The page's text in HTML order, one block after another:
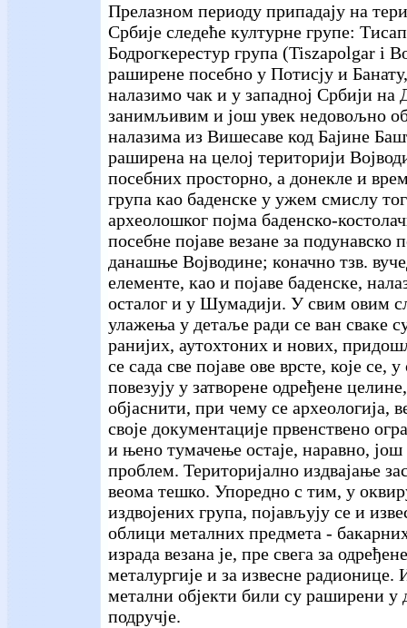
Прелазном периоду припадају на
Србије следеће културне групе:
Бодрогкерестур група (Tiszapolgar i
раширене посебно у Потисју и
налазимо чак и у западној Србији на
занимљивим и још увек недовољно
налазима из Вишесаве код Бајине
раширена на целој територији
посебних просторно, а донекле и
група као баденске у ужем смислу
археолошког појма баденско-
посебне појаве везане за подунавско
данашње Војводине; коначно тзв.
елементе, као и појаве баденске,
осталог и у Шумадији. У свим овим
улажења у детаље ради се ван сваке
ранијих, аутохтоних и нових,
се сада све појаве ове врсте, које се,
повезују у затворене одређене
објаснити, при чему се археологија,
своје документације првенствено
и њено тумачење остаје, наравно, још
проблем. Територијално издвајање
веома тешко. Упоредно с тим, у
издвојених група, појављују се и
облици металних предмета -
израда везана је, пре свега за
металургије и за извесне радионице.
метални објекти били су раширени у
подручје.